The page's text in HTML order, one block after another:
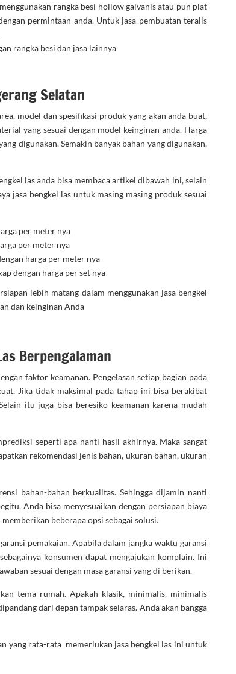
rangka besi hollow galvanis atau pun plat
permintaan anda. Untuk jasa pembuatan teralis
rangka besi dan jasa lainnya
Selatan
model dan spesifikasi produk yang akan anda buat,
yang sesuai dengan model keinginan anda. Harga
digunakan. Semakin banyak bahan yang digunakan,
las anda bisa membaca artikel dibawah ini, selain
jasa bengkel las untuk masing masing produk sesuai
per meter nya
per meter nya
harga per meter nya
dengan harga per set nya
lebih matang dalam menggunakan jasa bengkel
dan keinginan Anda
Berpengalaman
faktor keamanan. Pengelasan setiap bagian pada
Jika tidak maksimal pada tahap ini bisa berakibat
itu juga bisa beresiko keamanan karena mudah
seperti apa nanti hasil akhirnya. Maka sangat
rekomendasi jenis bahan, ukuran bahan, ukuran
bahan-bahan berkualitas. Sehingga dijamin nanti
Anda bisa menyesuaikan dengan persiapan biaya
beberapa opsi sebagai solusi.
pemakaian. Apabila dalam jangka waktu garansi
konsumen dapat mengajukan komplain. Ini
sesuai dengan masa garansi yang di berikan.
tema rumah. Apakah klasik, minimalis, minimalis
dari depan tampak selaras. Anda akan bangga
yang rata-rata memerlukan jasa bengkel las ini untuk